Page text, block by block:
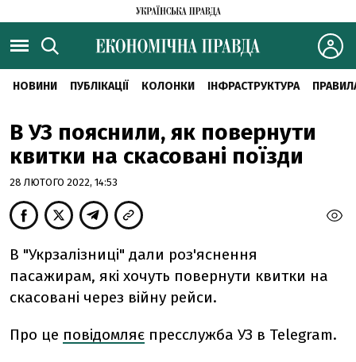
НОВИНИ ПУБЛІКАЦІЇ КОЛОНКИ ІНФРАСТРУКТУРА
В УЗ пояснили, як повернути
квитки на скасовані поїзди
28 ЛЮТОГО 2022, 14:53
В "Укрзалізниці" дали роз'яснення
пасажирам, які хочуть повернути квитки на
скасовані через війну рейси.
Про це повідомляє пресслужба УЗ в Telegram.